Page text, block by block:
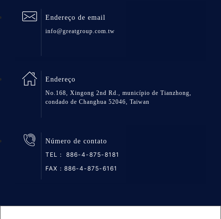
Endereço de email
info@greatgroup.com.tw
Endereço
No.168, Xingong 2nd Rd., município de Tianzhong,
condado de Changhua 52046, Taiwan
Número de contato
TEL： 886-4-875-8181
FAX：886-4-875-6161